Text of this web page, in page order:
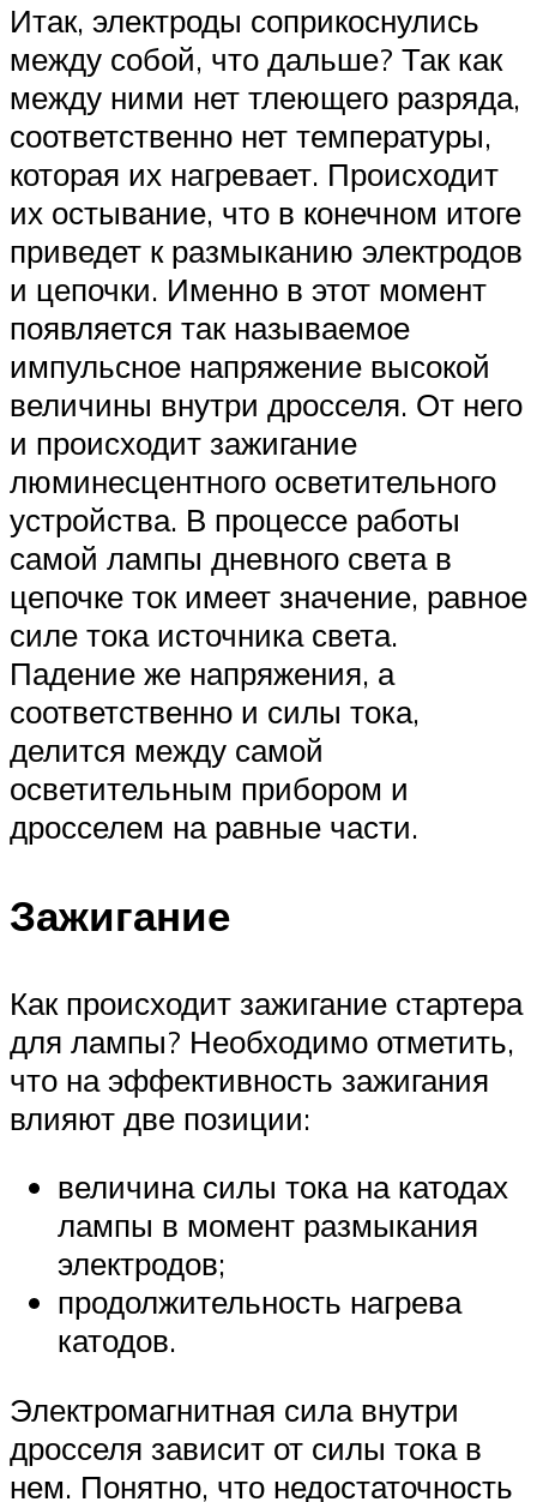
Итак, электроды соприкоснулись
между собой, что дальше? Так как
между ними нет тлеющего разряда,
соответственно нет температуры,
которая их нагревает. Происходит
их остывание, что в конечном итоге
приведет к размыканию электродов
и цепочки. Именно в этот момент
появляется так называемое
импульсное напряжение высокой
величины внутри дросселя. От него
и происходит зажигание
люминесцентного осветительного
устройства. В процессе работы
самой лампы дневного света в
цепочке ток имеет значение, равное
силе тока источника света.
Падение же напряжения, а
соответственно и силы тока,
делится между самой
осветительным прибором и
дросселем на равные части.
Зажигание
Как происходит зажигание стартера
для лампы? Необходимо отметить,
что на эффективность зажигания
влияют две позиции:
величина силы тока на катодах
лампы в момент размыкания
электродов;
продолжительность нагрева
катодов.
Электромагнитная сила внутри
дросселя зависит от силы тока в
нем. Понятно, что недостаточность